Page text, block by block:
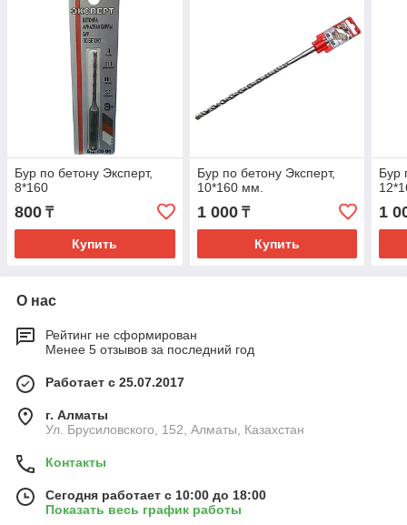
Бур по бетону Эксперт,
8*160
800 ₸
Купить
Бур по бетону Эксперт,
10*160 мм.
1 000₸
Купить
Бур
1
О нас
Рейтинг не сформирован
Менее 5 отзывов за последний год
Работает с 25.07.2017
г. Алматы
Ул. Брусиловского, 152, Алматы, Казахстан
Контакты
Сегодня работает с 10:00 до 18:00
Показать весь график работы